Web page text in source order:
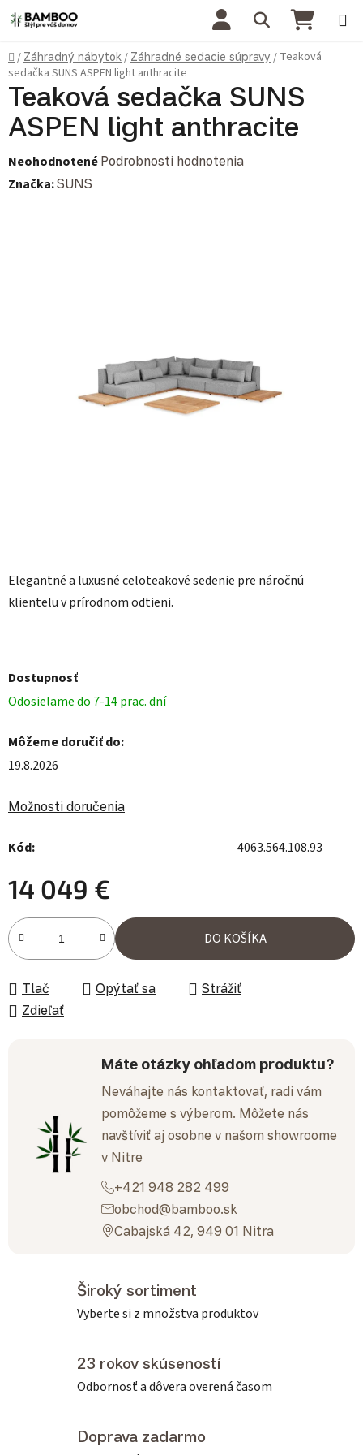
Prejsť na obsah Hľadať
Domov
/ Záhradný nábytok / Záhradné sedacie súpravy / Teaková
sedačka SUNS ASPEN light anthracite
Elegantné a luxusné celoteakové sedenie pre náročnú
klientelu v prírodnom odtieni.
Dostupnosť
Odosielame do 7-14 prac. dní
Môžeme doručiť do:
19.8.2026
Možnosti doručenia
Kód: 4063.564.108.93
14 049 €
Jednotková cena:
DO KOŠÍKA
Tlač Opýtať sa
Strážiť
Zdieľať
Máte otázky ohľadom produktu?
Neváhajte nás kontaktovať, radi vám
pomôžeme s výberom. Môžete nás
navštíviť aj osobne v našom showroome
v Nitre
+421 948 282 499
obchod@bamboo.sk
Cabajská 42, 949 01 Nitra
Teaková sedačka SUNS
ASPEN light anthracite
Priemerné hodnotenie produktu je 0,0 z 5 hviezdičiek.
Neohodnotené Podrobnosti hodnotenia
Značka:SUNS
Široký sortiment
Vyberte si z množstva produktov
23 rokov skúseností
Odbornosť a dôvera overená časom
Doprava zadarmo